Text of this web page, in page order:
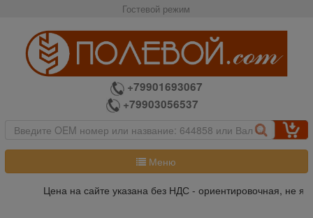
Гостевой режим
+79901693067
+79903056537
Меню
Цена на сайте указана без НДС - ориентировочная, не